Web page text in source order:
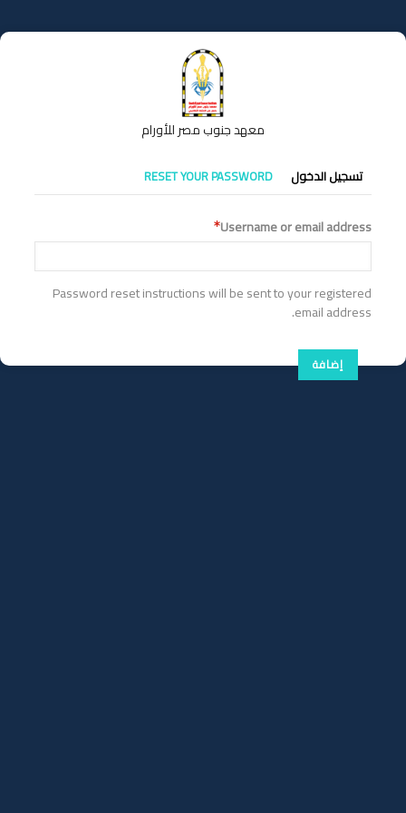
إلى
المحتوى
معهد جنوب مصر للأورام
التبويبات
الأساسية
تسجيل الدخول RESET YOUR PASSWORD
Username or email address
Password reset instructions will be sent to your registered
email address.